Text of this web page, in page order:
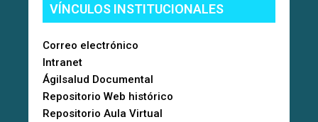
VÍNCULOS INSTITUCIONALES
Correo electrónico
Intranet
Ágilsalud Documental
Repositorio Web histórico
Repositorio Aula Virtual